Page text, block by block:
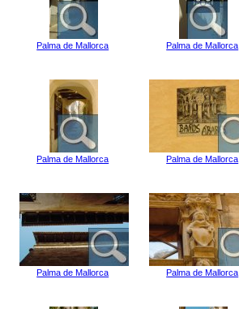
Palma de Mallorca Palma de Mallorca
Palma de Mallorca Palma de Mallorca
Palma de Mallorca Palma de Mallorca